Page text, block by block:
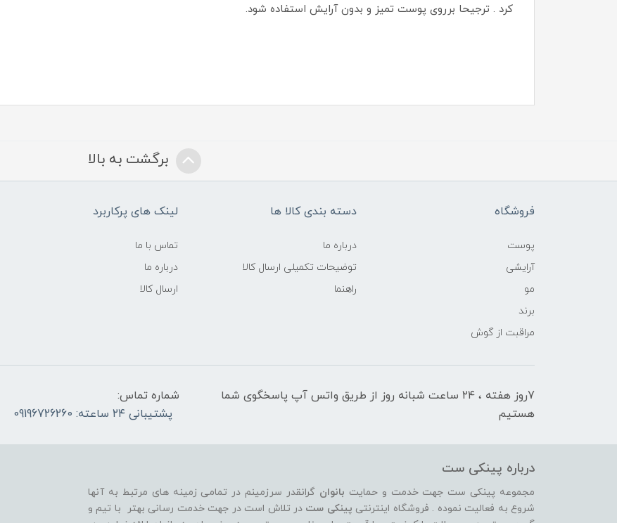
کرد . ترجیحا برروی پوست تمیز و بدون آرایش استفاده شود.
برگشت به بالا
فروشگاه
پوست
آرایشی
مو
برند
مراقبت از گوش
دسته بندی کالا ها
درباره ما
توضیحات تکمیلی ارسال کالا
راهنما
لینک های پرکاربرد
تماس با ما
درباره ما
ارسال کالا
7روز هفته ، ۲۴ ساعت شبانه‌ روز از طریق واتس آپ پاسخگوی شما
هستیم
شماره تماس:
پشتیبانی ۲۴ ساعته: 09196726260
درباره پینکی ست
مجموعه پینکی ست جهت خدمت و حمایت بانوان گرانقدر سرزمینم در تمامی زمینه های مرتبط به آنها
شروع به فعالیت نموده . فروشگاه اینترنتی پینکی ست در تلاش است در جهت خدمت رسانی بهتر با تیم و